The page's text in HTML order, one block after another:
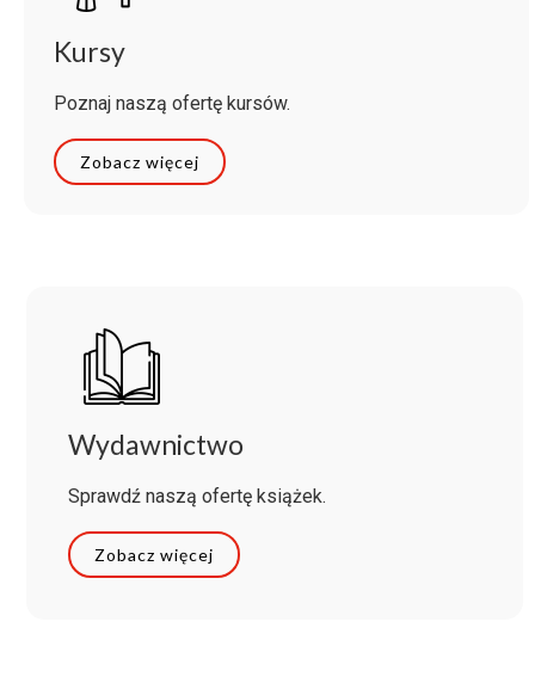
Kursy
Poznaj naszą ofertę kursów.
Zobacz więcej
Wydawnictwo
Sprawdź naszą ofertę książek.
Zobacz więcej